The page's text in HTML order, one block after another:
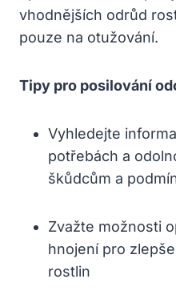
vhodnějších odrůd
pouze na otužování.
Tipy pro posilování
Vyhledejte
potřebách a
škůdcům a
Zvažte možnosti
hnojení pro
rostlin